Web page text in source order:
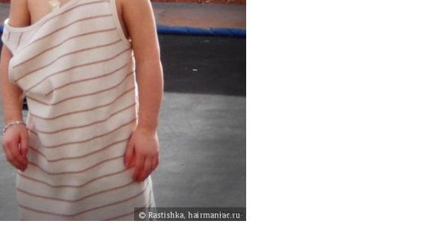
девочки Прически для детей
Прически по типу
Прически с косой